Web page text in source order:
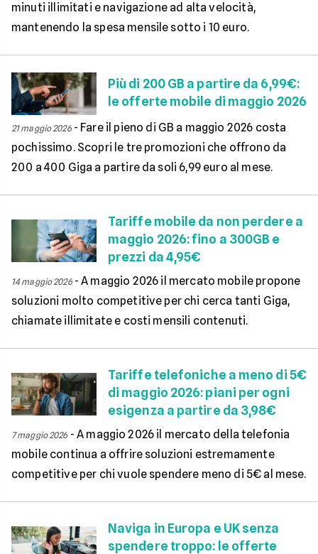
minuti illimitati e navigazione ad alta velocità,
mantenendo la spesa mensile sotto i 10 euro.
Più di 200 GB a partire da 6,99€:
le offerte mobile di maggio 2026
21 maggio 2026- Fare il pieno di GB a maggio 2026 costa
pochissimo. Scopri le tre promozioni che offrono da
200 a 400 Giga a partire da soli 6,99 euro al mese.
Tariffe mobile da non perdere a
maggio 2026: fino a 300GB e
prezzi da 4,95€
14 maggio 2026-A maggio 2026 il mercato mobile propone
soluzioni molto competitive per chi cerca tanti Giga,
chiamate illimitate e costi mensili contenuti.
Tariffe telefoniche a meno di 5€
di maggio 2026: piani per ogni
esigenza a partire da 3,98€
7 maggio 2026 -A maggio 2026 il mercato della telefonia
mobile continua a offrire soluzioni estremamente
competitive per chi vuole spendere meno di 5€ al mese.
Naviga in Europa e UK senza
spendere troppo: le offerte